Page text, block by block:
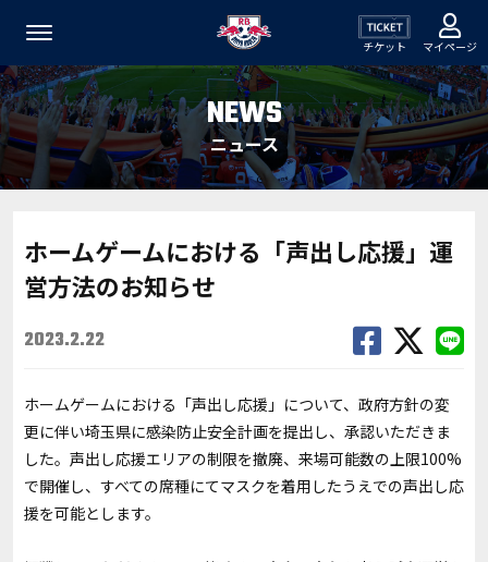
チケット マイページ
NEWS
ニュース
ホームゲームにおける「声出し応援」運
営方法のお知らせ
2023.2.22
ホームゲームにおける「声出し応援」について、政府方針の変
更に伴い埼玉県に感染防止安全計画を提出し、承認いただきま
した。声出し応援エリアの制限を撤廃、来場可能数の上限100%
で開催し、すべての席種にてマスクを着用したうえでの声出し応
援を可能とします。